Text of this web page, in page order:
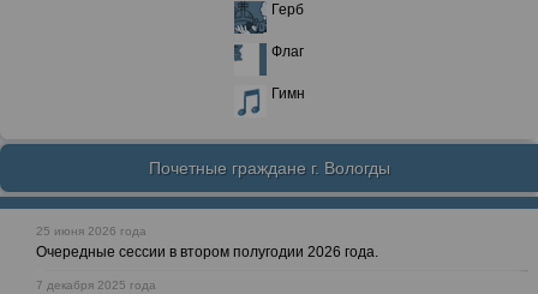
Герб
Флаг
Гимн
Почетные граждане г. Вологды
25 июня 2026 года
Очередные сессии в втором полугодии 2026 года.
7 декабря 2025 года